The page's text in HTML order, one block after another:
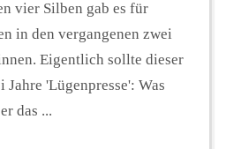
vier Silben gab es für
in den vergangenen zwei
Eigentlich sollte dieser
'Lügenpresse': Was
das ...